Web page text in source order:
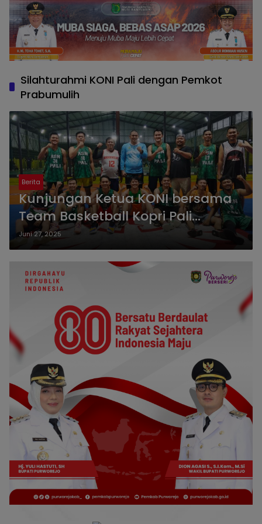
Silahturahmi KONI Pali dengan Pemkot
Prabumulih
Berita
Kunjungan Ketua KONI bersama
Team Basketball Kopri Pali
Diterima Wawako Prabumulih,
Silahturahmi danSeparing Basket
di NR
Juni 27, 2025